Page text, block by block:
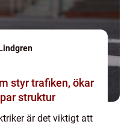
styr trafiken, ökar
struktur
är det viktigt att